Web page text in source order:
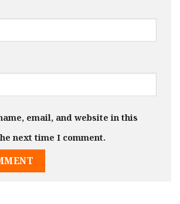
email, and website in this
next time I comment.